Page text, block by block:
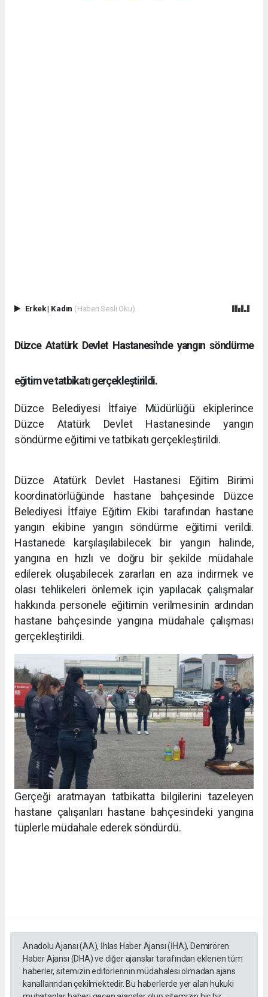
Erkek| Kadın (Haberi Sesli Oku)
Düzce Atatürk Devlet Hastanesi'nde yangın söndürme
eğitim ve tatbikatı gerçekleştirildi.
Düzce Belediyesi İtfaiye Müdürlüğü ekiplerince
Düzce Atatürk Devlet Hastanesinde yangın
söndürme eğitimi ve tatbikatı gerçekleştirildi.
Düzce Atatürk Devlet Hastanesi Eğitim Birimi
koordinatörlüğünde hastane bahçesinde Düzce
Belediyesi İtfaiye Eğitim Ekibi tarafından hastane
yangın ekibine yangın söndürme eğitimi verildi.
Hastanede karşılaşılabilecek bir yangın halinde,
yangına en hızlı ve doğru bir şekilde müdahale
edilerek oluşabilecek zararları en aza indirmek ve
olası tehlikeleri önlemek için yapılacak çalışmalar
hakkında personele eğitimin verilmesinin ardından
hastane bahçesinde yangına müdahale çalışması
gerçekleştirildi.
Gerçeği aratmayan tatbikatta bilgilerini tazeleyen
hastane çalışanları hastane bahçesindeki yangına
tüplerle müdahale ederek söndürdü.
Anadolu Ajansı (AA), İhlas Haber Ajansı (İHA), Demirören
Haber Ajansı (DHA) ve diğer ajanslar tarafından eklenen tüm
haberler, sitemizin editörlerinin müdahalesi olmadan ajans
kanallarından çekilmektedir. Bu haberlerde yer alan hukuki